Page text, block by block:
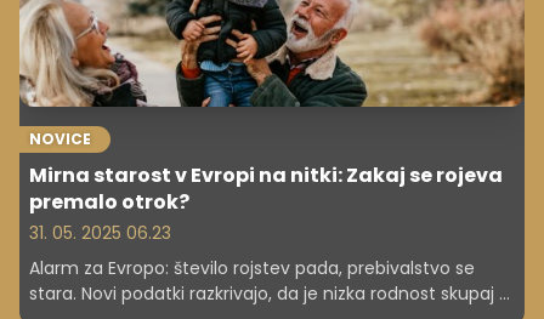
NOVICE
Mirna starost v Evropi na nitki: Zakaj se rojeva
premalo otrok?
31. 05. 2025 06.23
Alarm za Evropo: število rojstev pada, prebivalstvo se
stara. Novi podatki razkrivajo, da je nizka rodnost skupaj s